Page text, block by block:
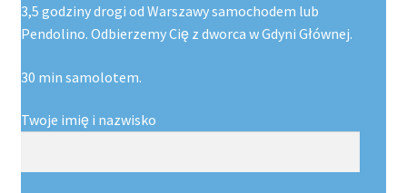
3,5 godziny drogi od Warszawy samochodem lub
Pendolino. Odbierzemy Cię z dworca w Gdyni Głównej.
30 min samolotem.
Twoje imię i nazwisko